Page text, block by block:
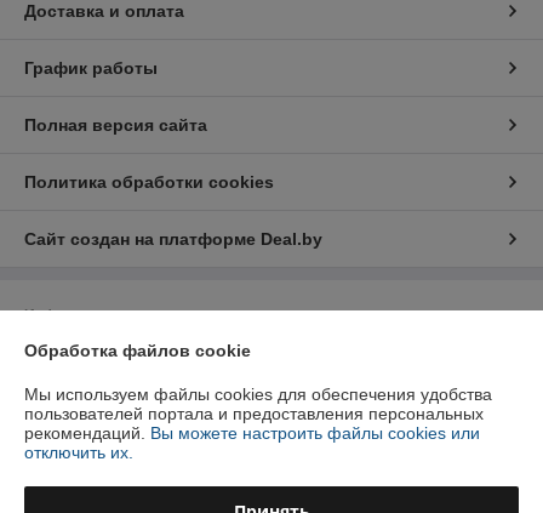
Доставка и оплата
График работы
Полная версия сайта
Политика обработки cookies
Сайт создан на платформе Deal.by
Информация для покупателя
Индивидуальный предприниматель:
Регистрационный номер ЕГР: 400256589
УНП: 400256589
Регистрационный орган: Жлобинский РИК
Обработка файлов cookie
Мы используем файлы cookies для обеспечения удобства
пользователей портала и предоставления персональных
рекомендаций. Вы можете настроить файлы cookies или
отключить их.